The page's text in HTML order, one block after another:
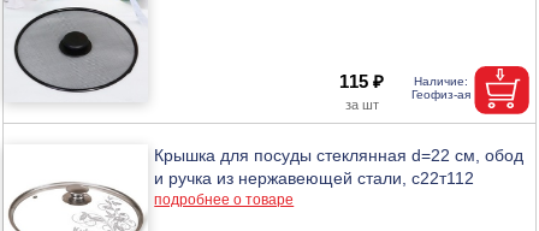
115 ₽
Крышка для посуды стеклянная d=22 см, обод
и ручка из нержавеющей стали, с22т112
подробнее о товаре